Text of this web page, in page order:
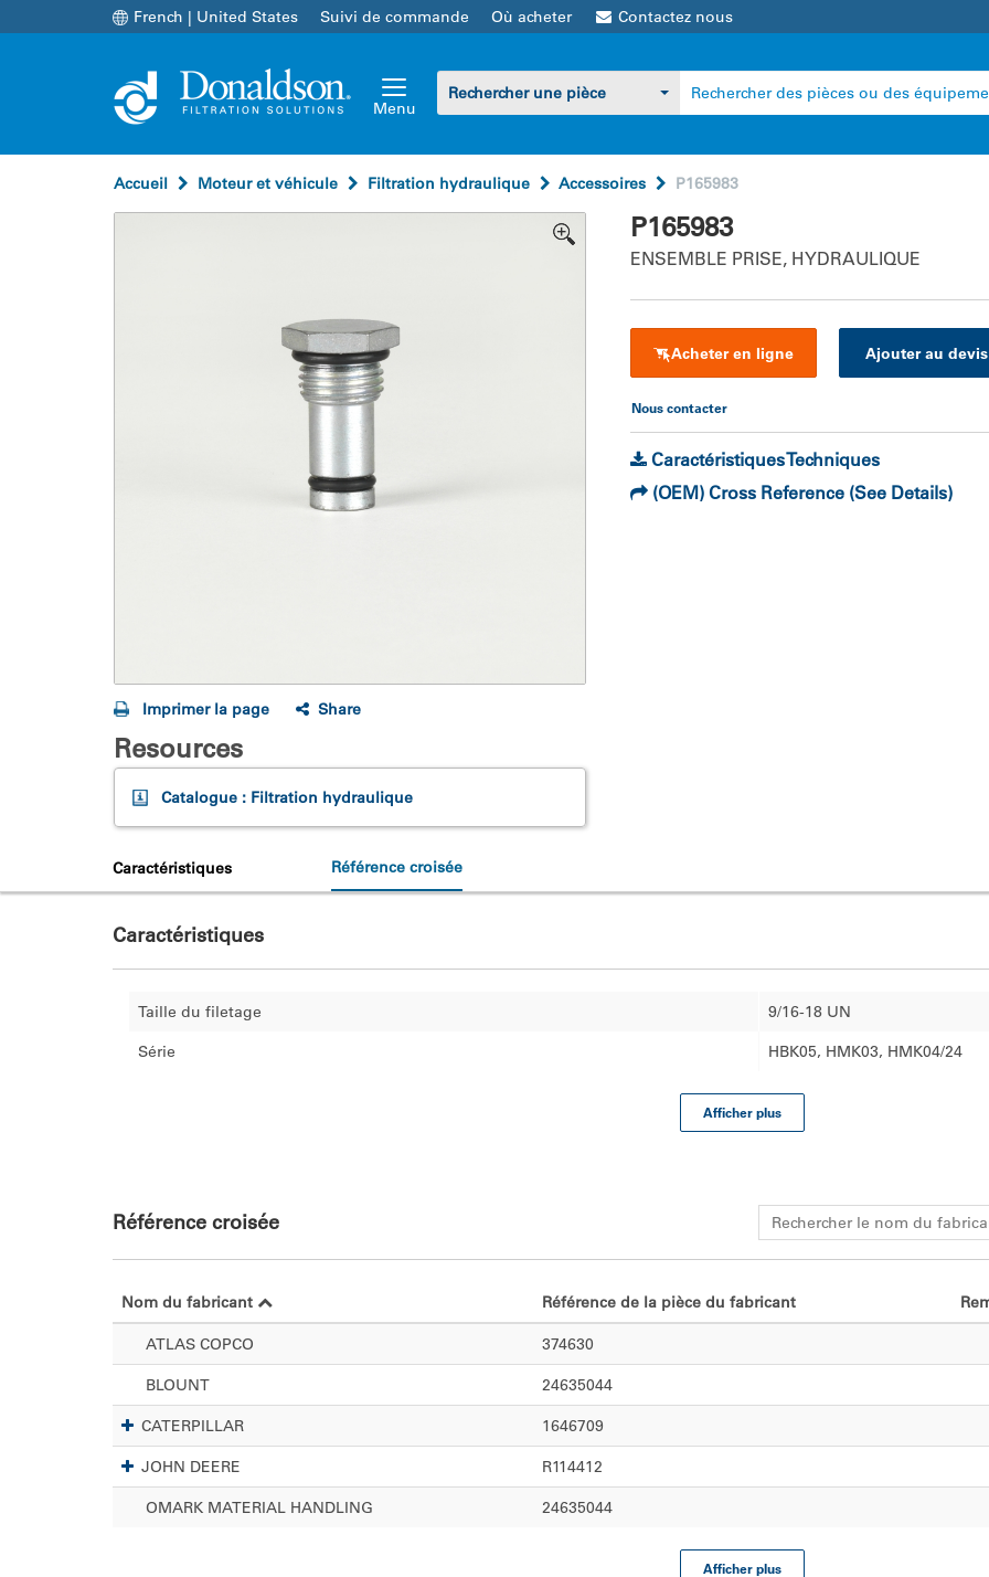
French | United States Suivi de commande Où acheter Contactez nous
Menu
Accueil Moteur et véhicule Filtration hydraulique Accessoires P165983
Imprimer la page Share
Resources
Catalogue : Filtration hydraulique
P165983
ENSEMBLE PRISE, HYDRAULIQUE
Acheter en ligne Ajouter au devis
Nous contacter
Caractéristiques Techniques
(OEM) Cross Reference (See Details)
Caractéristiques Référence croisée
Caractéristiques
Taille du filetage
9/16-18 UN
Série
HBK05, HMK03, HMK04/24
Afficher plus
Référence croisée
Nom du fabricant Référence de la pièce du fabricant
ATLAS COPCO 374630
BLOUNT 24635044
CATERPILLAR 1646709
JOHN DEERE R114412
OMARK MATERIAL HANDLING 24635044
Afficher plus